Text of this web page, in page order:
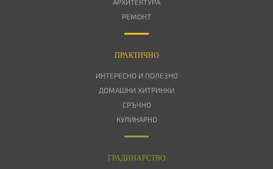
АРХИТЕКТУРА
РЕМОНТ
ПРАКТИЧНО
ИНТЕРЕСНО И ПОЛЕЗНО
ДОМАШНИ ХИТРИНКИ
СРЪЧНО
КУЛИНАРНО
ГРАДИНАРСТВО